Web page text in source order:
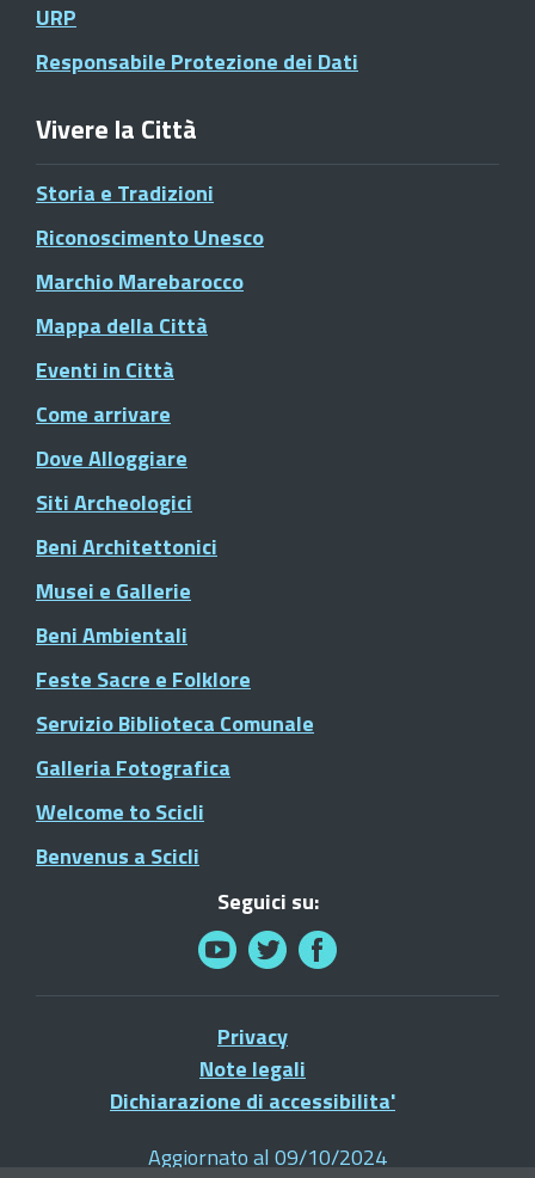
URP
Responsabile Protezione dei Dati
Vivere la Città
Storia e Tradizioni
Riconoscimento Unesco
Marchio Marebarocco
Mappa della Città
Eventi in Città
Come arrivare
Dove Alloggiare
Siti Archeologici
Beni Architettonici
Musei e Gallerie
Beni Ambientali
Feste Sacre e Folklore
Servizio Biblioteca Comunale
Galleria Fotografica
Welcome to Scicli
Benvenus a Scicli
Seguici su:
Privacy
Note legali
Dichiarazione di accessibilita'
Aggiornato al 09/10/2024